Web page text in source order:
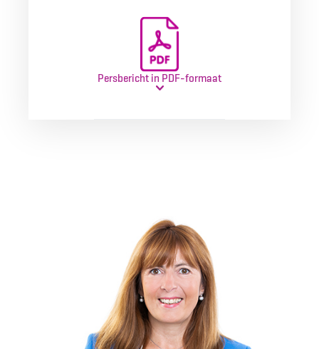
Persbericht in PDF-formaat